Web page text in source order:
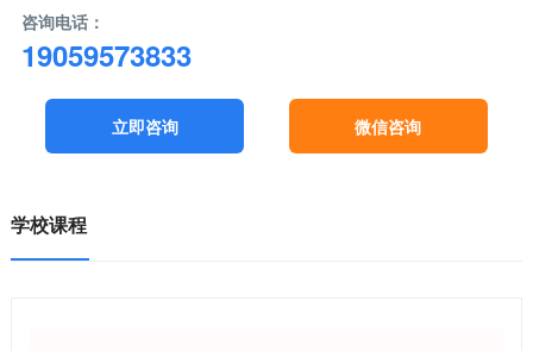
咨询电话：
19059573833
立即咨询 微信咨询
学校课程